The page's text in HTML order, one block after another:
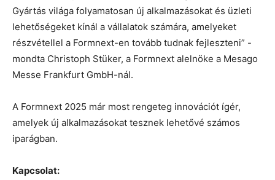
Gyártás világa folyamatosan új alkalmazásokat és üzleti
lehetőségeket kínál a vállalatok számára, amelyeket
részvétellel a Formnext-en tovább tudnak fejleszteni” -
mondta Christoph Stüker, a Formnext alelnöke a Mesago
Messe Frankfurt GmbH-nál.
A Formnext 2025 már most rengeteg innovációt ígér,
amelyek új alkalmazásokat tesznek lehetővé számos
iparágban.
Kapcsolat: